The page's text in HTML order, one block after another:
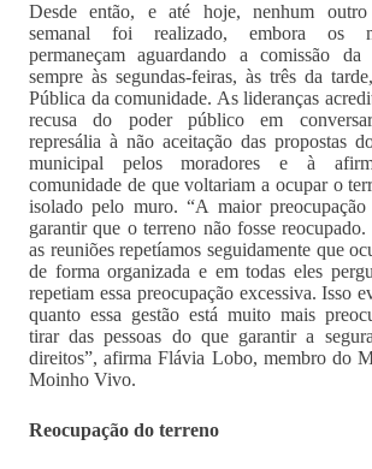
Desde então, e até hoje, nenhum outro
semanal foi realizado, embora os
permaneçam aguardando a comissão da
sempre às segundas-feiras, às três da
Pública da comunidade. As lideranças
recusa do poder público em
represália à não aceitação das propostas
municipal pelos moradores e à
comunidade de que voltariam a ocupar o
isolado pelo muro. “A maior preocupação
garantir que o terreno não fosse
as reuniões repetíamos seguidamente que
de forma organizada e em todas eles
repetiam essa preocupação excessiva. Isso
quanto essa gestão está muito mais
tirar das pessoas do que garantir a
direitos”, afirma Flávia Lobo, membro do
Moinho Vivo.
Reocupação do terreno